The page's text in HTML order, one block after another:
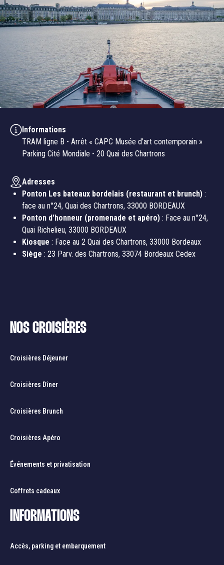
Informations
TRAM ligne B - Arrêt « CAPC Musée d'art contemporain »
Parking Cité Mondiale - 20 Quai des Chartrons
Adresses
Ponton Les bateaux bordelais (restaurant et brunch) :
face au n°24, Quai des Chartrons, 33000 BORDEAUX
Ponton d'honneur (promenade et apéro) : Face au n°24,
Quai Richelieu, 33000 BORDEAUX
Kiosque : Face au 2 Quai des Chartrons, 33000 Bordeaux
Siège : 23 Parv. des Chartrons, 33074 Bordeaux Cedex
NOS CROISIÈRES
Croisières Déjeuner
Croisières Dîner
Croisières Brunch
Croisières Apéro
Événements et privatisation
Coffrets cadeaux
INFORMATIONS
Accès, parking et embarquement